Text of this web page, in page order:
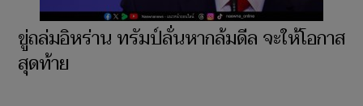
​ขู่ถล่มอิหร่าน ทรัมป์ลั่นหากล้มดีล จะให้โอกาส
สุดท้าย